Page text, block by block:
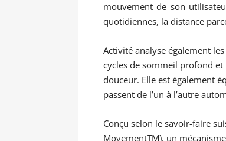
mouvement de son
quotidiennes, la distance
Activité analyse également
cycles de sommeil profond et
douceur. Elle est également
passent de l’un à l’autre
Conçu selon le savoir-faire
MovementTM), un